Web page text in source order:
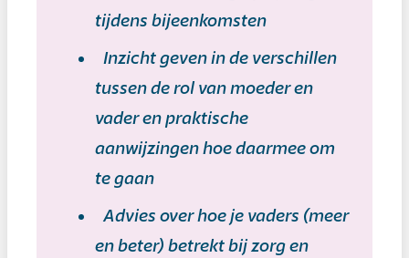
tijdens bijeenkomsten
Inzicht geven in de verschillen
tussen de rol van moeder en
vader en praktische
aanwijzingen hoe daarmee om
te gaan
Advies over hoe je vaders (meer
en beter) betrekt bij zorg en